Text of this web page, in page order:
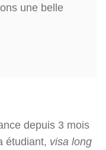
une belle
depuis 3 mois
étudiant, visa long